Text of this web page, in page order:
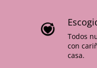
Todos
con
casa.